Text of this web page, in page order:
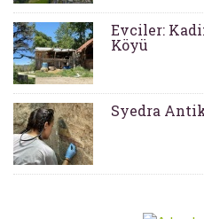
Evciler:
Köyü
Syedra